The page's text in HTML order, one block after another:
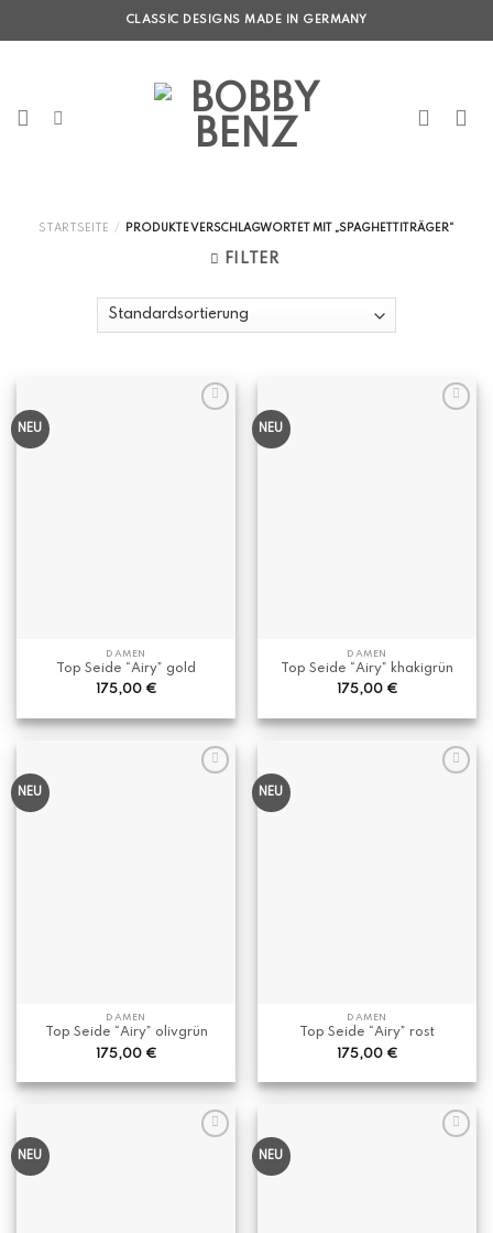
CLASSIC DESIGNS MADE IN GERMANY
STARTSEITE / PRODUKTE VERSCHLAGWORTET MIT „SPAGHETTITRÄGER“
FILTER
NEU
DAMEN
Top Seide “Airy” gold
175,00 €
NEU
DAMEN
Top Seide “Airy” khakigrün
175,00 €
NEU
DAMEN
Top Seide “Airy” olivgrün
175,00 €
NEU
DAMEN
Top Seide “Airy” rost
175,00 €
NEU NEU